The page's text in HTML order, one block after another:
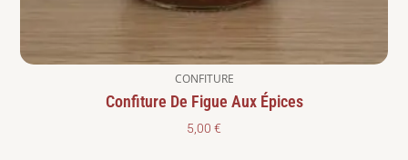
CONFITURE
Confiture De Figue Aux Épices
5,00 €